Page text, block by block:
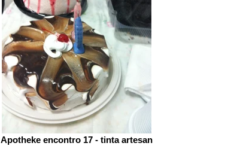
Apotheke encontro 17 - tinta artesan